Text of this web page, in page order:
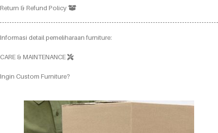
Return & Refund Policy
Informasi detail pemeliharaan furniture:
CARE & MAINTENANCE
Ingin Custom Furniture?